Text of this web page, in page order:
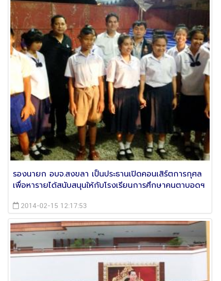
รองนายก อบจ.สงขลา เป็นประธานเปิดคอนเสิร์ตการกุศล
เพื่อหารายได้สนับสนุนให้กับโรงเรียนการศึกษาคนตาบอดฯ
2014-02-15 12:17:53